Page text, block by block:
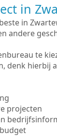
in
in
andere
te
denk hierbij
projecten